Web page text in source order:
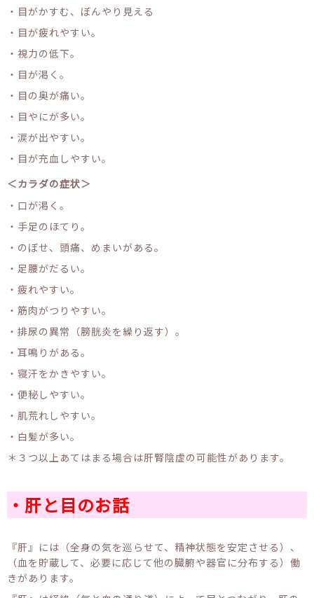
・目がかすむ、ぼんやり見える
・目が疲れやすい。
・視力の低下。
・目が渇く。
・目の奥が痛い。
・目やにが多い。
・涙が出やすい。
・目が充血しやすい。
＜カラダの症状＞
・口が渇く。
・手足のほてり。
・のぼせ、頭痛、めまいがある。
・足腰がだるい。
・疲れやすい。
・筋肉がつりやすい。
・排尿の異常（膀胱炎を繰り返す）。
・耳鳴りがある。
・寝汗をかきやすい。
・便秘しやすい。
・肌荒れしやすい。
・白髪が多い。
＊３つ以上あてはまる場合は肝腎陰虚の可能性があります。
・肝と目のお話
『肝』には（全身の気を巡らせて、精神状態を安定させる）、
（血を貯蔵して、必要に応じて他の臓腑や器官に分布する）働
きがあります。